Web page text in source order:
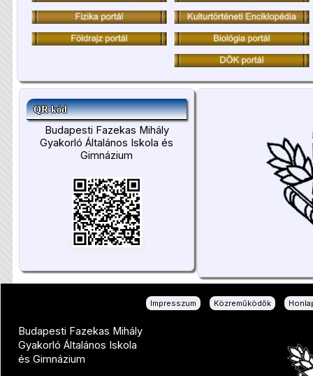
QR kód
Budapesti Fazekas Mihály
Gyakorló Általános Iskola és
Gimnázium
Impresszum Közreműködők
Budapesti Fazekas Mihály
Gyakorló Általános Iskola
és Gimnázium